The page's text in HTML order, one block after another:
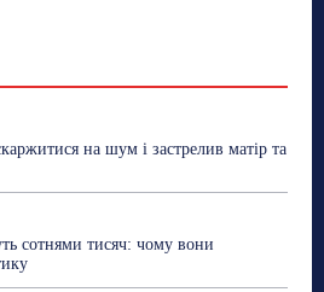
Сад та город
Спорт
Топ-новини Фоторепортаж
на шум і застрелив матір та
сотнями тисяч: чому вони